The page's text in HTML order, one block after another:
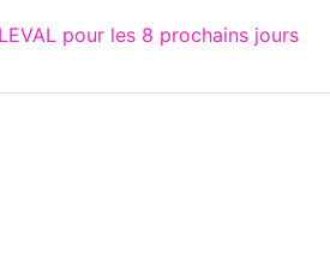
pour les 8 prochains jours